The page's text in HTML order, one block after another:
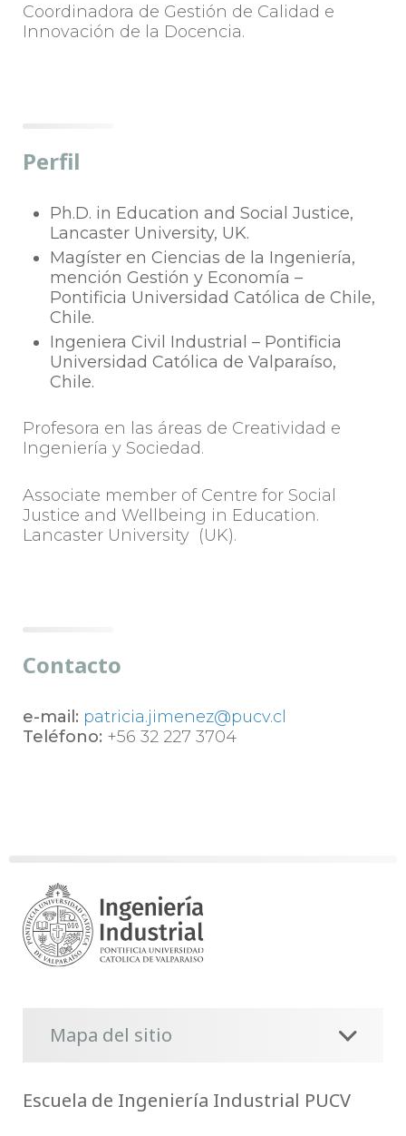
Coordinadora de Gestión de Calidad e
Innovación de la Docencia.
Perfil
Ph.D. in Education and Social Justice,
Lancaster University, UK.
Magíster en Ciencias de la Ingeniería,
mención Gestión y Economía –
Pontificia Universidad Católica de Chile,
Chile.
Ingeniera Civil Industrial – Pontificia
Universidad Católica de Valparaíso,
Chile.
Profesora en las áreas de Creatividad e
Ingeniería y Sociedad.
Associate member of Centre for Social
Justice and Wellbeing in Education.
Lancaster University (UK).
Contacto
e-mail: patricia.jimenez@pucv.cl
Teléfono: +56 32 227 3704
Mapa del sitio
Escuela de Ingeniería Industrial PUCV